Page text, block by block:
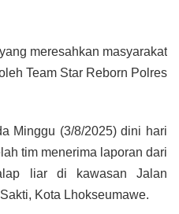
meresahkan masyarakat
Team Star Reborn Polres
Minggu (3/8/2025) dini hari
tim menerima laporan dari
liar di kawasan Jalan
Kota Lhokseumawe.